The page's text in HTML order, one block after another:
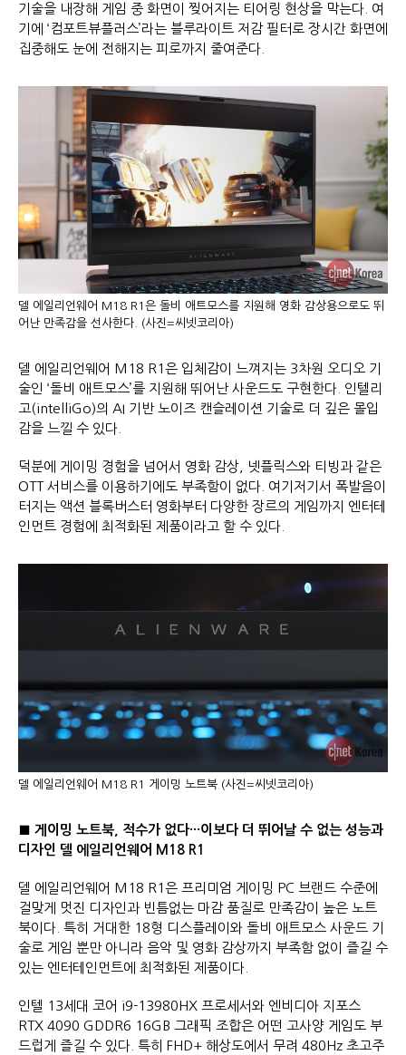
기술을 내장해 게임 중 화면이 찢어지는 티어링 현상을 막는다. 여
기에 ‘컴포트뷰플러스’라는 블루라이트 저감 필터로 장시간 화면에
집중해도 눈에 전해지는 피로까지 줄여준다.
델 에일리언웨어 M18 R1은 돌비 애트모스를 지원해 영화 감상용으로도 뛰
어난 만족감을 선사한다. (사진=씨넷코리아)
델 에일리언웨어 M18 R1은 입체감이 느껴지는 3차원 오디오 기
술인 ‘돌비 애트모스’를 지원해 뛰어난 사운드도 구현한다. 인텔리
고(intelliGo)의 AI 기반 노이즈 캔슬레이션 기술로 더 깊은 몰입
감을 느낄 수 있다.
덕분에 게이밍 경험을 넘어서 영화 감상, 넷플릭스와 티빙과 같은
OTT 서비스를 이용하기에도 부족함이 없다. 여기저기서 폭발음이
터지는 액션 블록버스터 영화부터 다양한 장르의 게임까지 엔터테
인먼트 경험에 최적화된 제품이라고 할 수 있다.
델 에일리언웨어 M18 R1 게이밍 노트북 (사진=씨넷코리아)
■ 게이밍 노트북, 적수가 없다···이보다 더 뛰어날 수 없는 성능과
디자인 델 에일리언웨어 M18 R1
델 에일리언웨어 M18 R1은 프리미엄 게이밍 PC 브랜드 수준에
걸맞게 멋진 디자인과 빈틈없는 마감 품질로 만족감이 높은 노트
북이다. 특히 거대한 18형 디스플레이와 돌비 애트모스 사운드 기
술로 게임 뿐만 아니라 음악 및 영화 감상까지 부족함 없이 즐길 수
있는 엔터테인먼트에 최적화된 제품이다.
인텔 13세대 코어 i9-13980HX 프로세서와 엔비디아 지포스
RTX 4090 GDDR6 16GB 그래픽 조합은 어떤 고사양 게임도 부
드럽게 즐길 수 있다. 특히 FHD+ 해상도에서 무려 480Hz 초고주